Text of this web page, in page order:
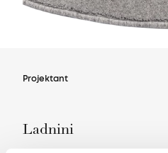
Projektant
Ladnini